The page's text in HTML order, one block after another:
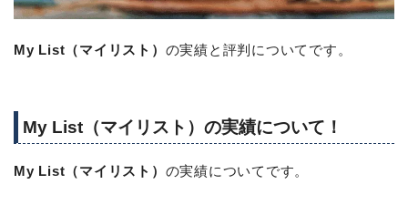
My List（マイリスト） の実績と評判についてです。
My List（マイリスト）の実績について！
My List（マイリスト） の実績についてです。